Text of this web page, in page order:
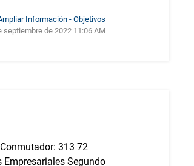
Información - Objetivos
septiembre de 2022 11:06 AM
313 72
Segundo